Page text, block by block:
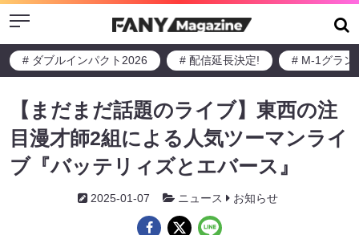
Menu
# ダブルインパクト2026 # 配信延長決定! # M-1グラン
【まだまだ話題のライブ】東西の注
目漫才師2組による人気ツーマンライ
ブ『バッテリィズとエバース』
2025-01-07 ニュース お知らせ